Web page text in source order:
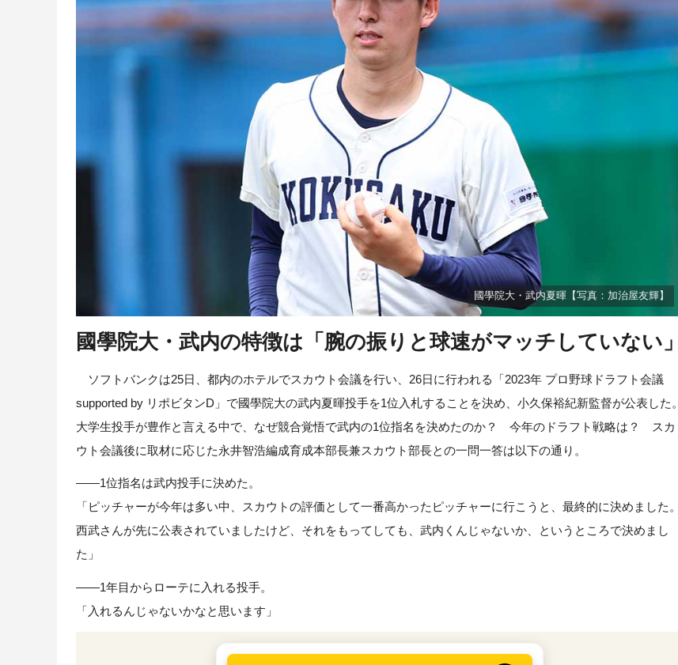
國學院大・武内夏暉【写真：加治屋友輝】
國學院大・武内の特徴は「腕の振りと球速がマッチしていない」
ソフトバンクは25日、都内のホテルでスカウト会議を行い、26日に行われる「2023年 プロ野球ドラフト会議
supported by リポビタンD」で國學院大の武内夏暉投手を1位入札することを決め、小久保裕紀新監督が公表した。
大学生投手が豊作と言える中で、なぜ競合覚悟で武内の1位指名を決めたのか？ 今年のドラフト戦略は？ スカ
ウト会議後に取材に応じた永井智浩編成育成本部長兼スカウト部長との一問一答は以下の通り。
――1位指名は武内投手に決めた。
「ピッチャーが今年は多い中、スカウトの評価として一番高かったピッチャーに行こうと、最終的に決めました。
西武さんが先に公表されていましたけど、それをもってしても、武内くんじゃないか、というところで決めまし
た」
――1年目からローテに入れる投手。
「入れるんじゃないかなと思います」